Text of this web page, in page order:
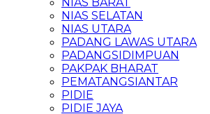
NIAS SELATAN
NIAS UTARA
PADANG LAWAS UTARA
PADANGSIDIMPUAN
PAKPAK BHARAT
PEMATANGSIANTAR
PIDIE
PIDIE JAYA